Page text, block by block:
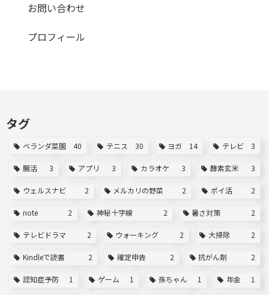
お問い合わせ
プロフィール
タグ
ベランダ菜園 40 テニス 30 ヨガ 14 テレビ 3
腸活 3 アプリ 3 カラオケ 3 酵素玄米 3
ウェルスナビ 2 メルカリの野菜 2 ポイ活 2
note 2 神秘十字線 2 暑さ対策 2
テレビドラマ 2 ウォーキング 2 大掃除 2
Kindleで読書 2 確定申告 2 抗がん剤 2
認知症予防 1 ゲーム 1 孫ちゃん 1 年金 1